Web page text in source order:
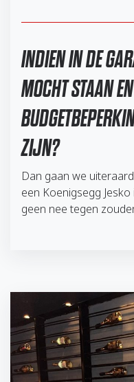
INDIEN IN DE
MOCHT STAAN
ZIJN?
Dan gaan we
een Koenigsegg
geen nee tegen